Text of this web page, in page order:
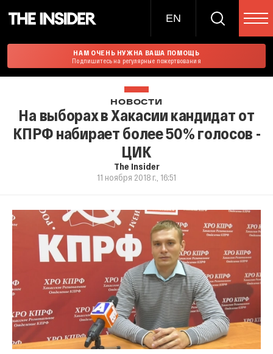
EN
НАМ ОЧЕНЬ НУЖНА ВАША ПОМОЩЬ
Подпишитесь на регулярные пожертвования
НОВОСТИ
На выборах в Хакасии кандидат от
КПРФ набирает более 50% голосов -
ЦИК
The Insider
11 ноября 2018 г., 16:51